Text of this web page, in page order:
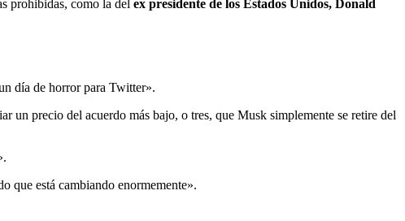
prohibidas, como la del ex presidente de los Estados Unidos, Donald
día de horror para Twitter».
un precio del acuerdo más bajo, o tres, que Musk simplemente se retire del
que está cambiando enormemente».